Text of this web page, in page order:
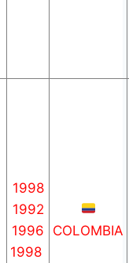
1998
1992
1996
1998
COLOMBIA